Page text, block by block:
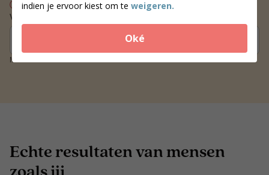
indien je ervoor kiest om te weigeren.
Oké
Blijvend resultaat
Vind een coach bij jou in de buurt
Meer dan 250 locaties door heel Nederland
Echte resultaten van mensen